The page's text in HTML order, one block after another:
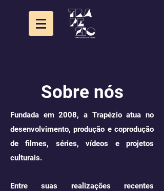
Sobre nós
Fundada em 2008, a Trapézio atua no
desenvolvimento, produção e coprodução
de filmes, séries, vídeos e projetos
culturais.
Entre suas realizações recentes